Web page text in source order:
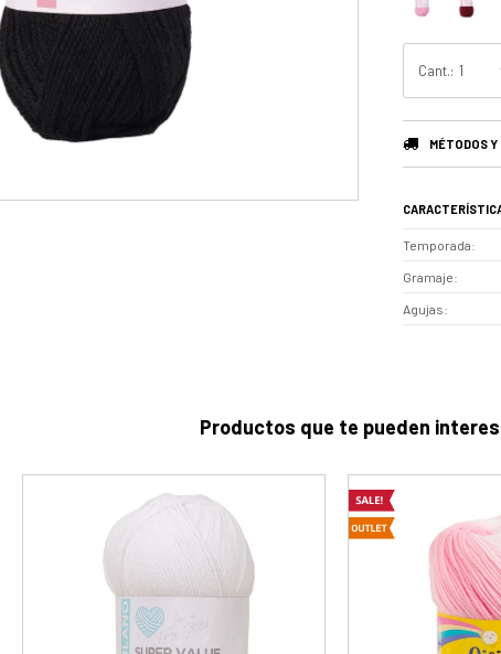
1
MÉTODOS
Temporada
Gramaje
Agujas
Productos que te pueden